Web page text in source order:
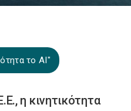
το ΑΙ"
η κινητικότητα